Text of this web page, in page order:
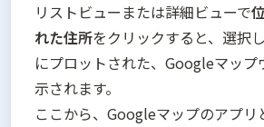
リストビューまたは詳細ビューで
れた住所をクリックすると、選択
にプロットされた、Googleマップ
示されます。
ここから、Googleマップのアプリ